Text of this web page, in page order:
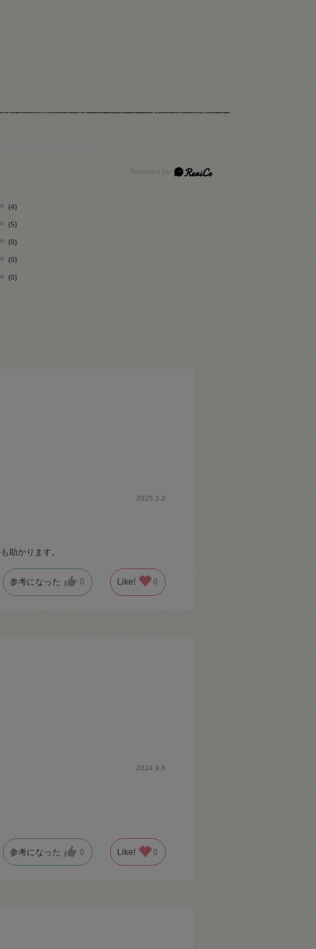
(4)
(5)
(0)
(0)
(0)
2025.3.2
助かります。
参考になった 0 Like! 0
2024.9.8
参考になった 0 Like! 0